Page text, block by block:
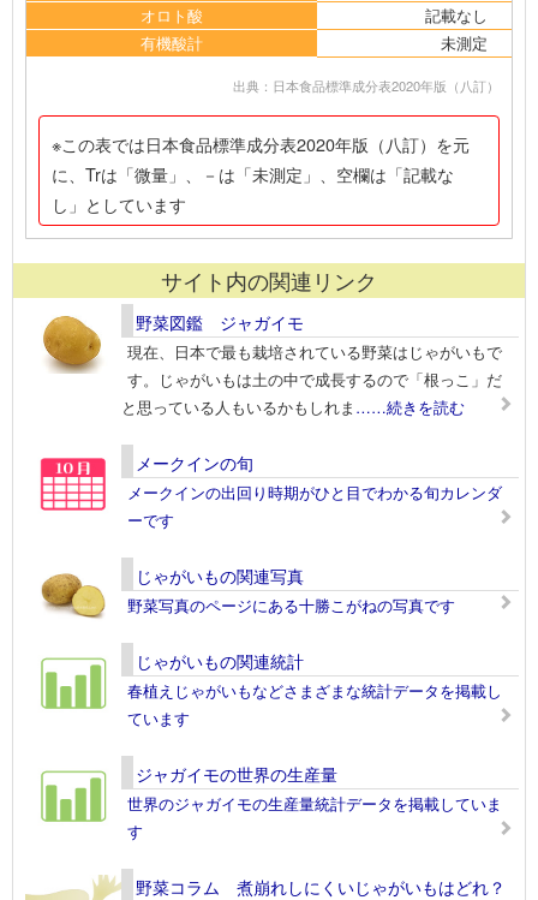
オロト酸
記載なし
有機酸計
未測定
出典：日本食品標準成分表2020年版（八訂）
※この表では日本食品標準成分表2020年版（八訂）を元
に、Trは「微量」、－は「未測定」、空欄は「記載な
し」としています
サイト内の関連リンク
野菜図鑑 ジャガイモ
現在、日本で最も栽培されている野菜はじゃがいもで
す。じゃがいもは土の中で成長するので「根っこ」だ
と思っている人もいるかもしれま ……続きを読む
メークインの旬
メークインの出回り時期がひと目でわかる旬カレンダ
ーです
じゃがいもの関連写真
野菜写真のページにある十勝こがねの写真です
じゃがいもの関連統計
春植えじゃがいもなどさまざまな統計データを掲載し
ています
ジャガイモの世界の生産量
世界のジャガイモの生産量統計データを掲載していま
す
野菜コラム 煮崩れしにくいじゃがいもはどれ？